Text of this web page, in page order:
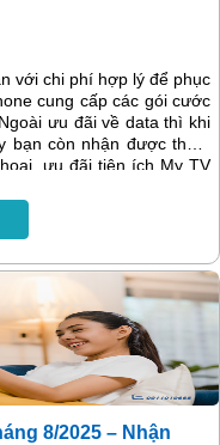
với chi phí hợp lý để phục
cung cấp các gói cước
ưu đãi về data thì khi
bạn còn nhận được thêm
ưu đãi tiện ích My TV
ích mà các gói cước này
8/2025 – Nhận